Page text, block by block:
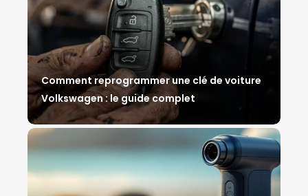
Comment reprogrammer une clé de voiture
Volkswagen : le guide complet